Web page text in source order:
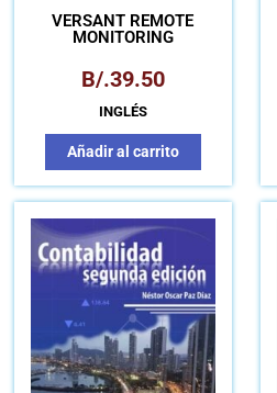
VERSANT REMOTE
MONITORING
B/.39.50
INGLÉS
Añadir al carrito